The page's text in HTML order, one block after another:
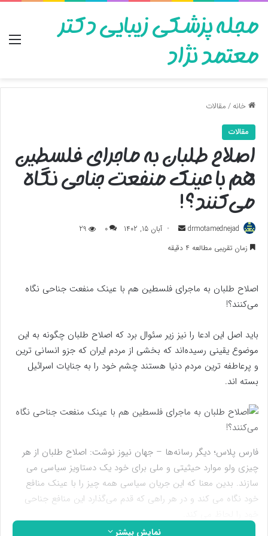
مجله پزشکی زیبایی دکتر
معتمد نژاد
خانه/مقالات
مقالات
اصلاح طلبان به ماجرای فلسطین
هم با عینک منفعت جناحی نگاه
می‌کنند؟!
drmotamednejad
ارسال
به
آبان 15, 1402 0
29
زمان تقریبی مطالعه 4 دقیقه
اصلاح طلبان به ماجرای فلسطین هم با عینک منفعت جناحی نگاه
می‌کنند؟!
باید اصل این ادعا را نیز زیر سئوال برد که اصلاح طلبان چگونه به این
موضوع یقینی رسیده‌اند که بخشی از مردم ایران که جزو انسانی ترین
و پرعاطفه ترین مردم دنیا هستند چشم خود را به جنایات اسرائیل
بسته اند.
فارس پلاس؛ دیگر رسانه‌ها – جهان نیوز نوشت: اصلاح طلبان از هر
چیزی ولو موارد حیثیتی و ملی برای خود یک دستاویز سیاسی می
سازند. بدین معنا که این جریان سیاسی همه چیز را با عینک منافع
خود نگاه می کند و در هر راهی که قدم می‌گذارد این منافع جناحی
نمایش بیشتر